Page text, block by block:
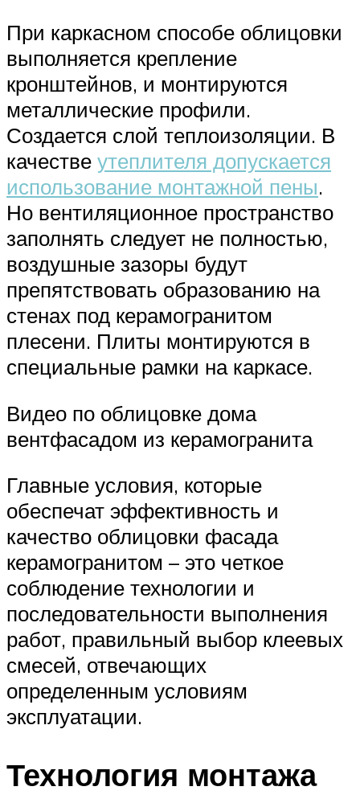
При каркасном способе облицовки
выполняется крепление
кронштейнов, и монтируются
металлические профили.
Создается слой теплоизоляции. В
качестве утеплителя допускается
использование монтажной пены.
Но вентиляционное пространство
заполнять следует не полностью,
воздушные зазоры будут
препятствовать образованию на
стенах под керамогранитом
плесени. Плиты монтируются в
специальные рамки на каркасе.
Видео по облицовке дома
вентфасадом из керамогранита
Главные условия, которые
обеспечат эффективность и
качество облицовки фасада
керамогранитом – это четкое
соблюдение технологии и
последовательности выполнения
работ, правильный выбор клеевых
смесей, отвечающих
определенным условиям
эксплуатации.
Технология монтажа